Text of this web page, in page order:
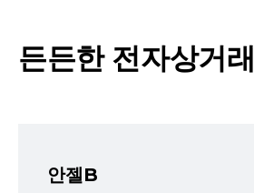
든든한 전자상거래
안젤B